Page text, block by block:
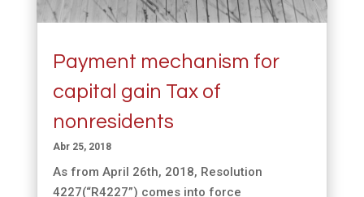
Payment mechanism for
capital gain Tax of
nonresidents
Abr 25, 2018
As from April 26th, 2018, Resolution
4227(“R4227”) comes into force